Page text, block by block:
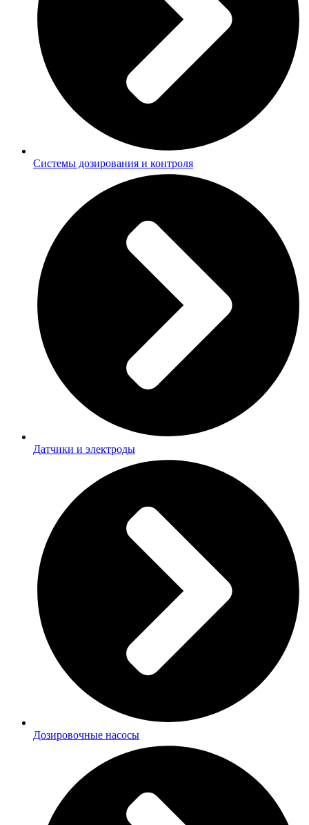
Системы дозирования и контроля
Датчики и электроды
Дозировочные насосы